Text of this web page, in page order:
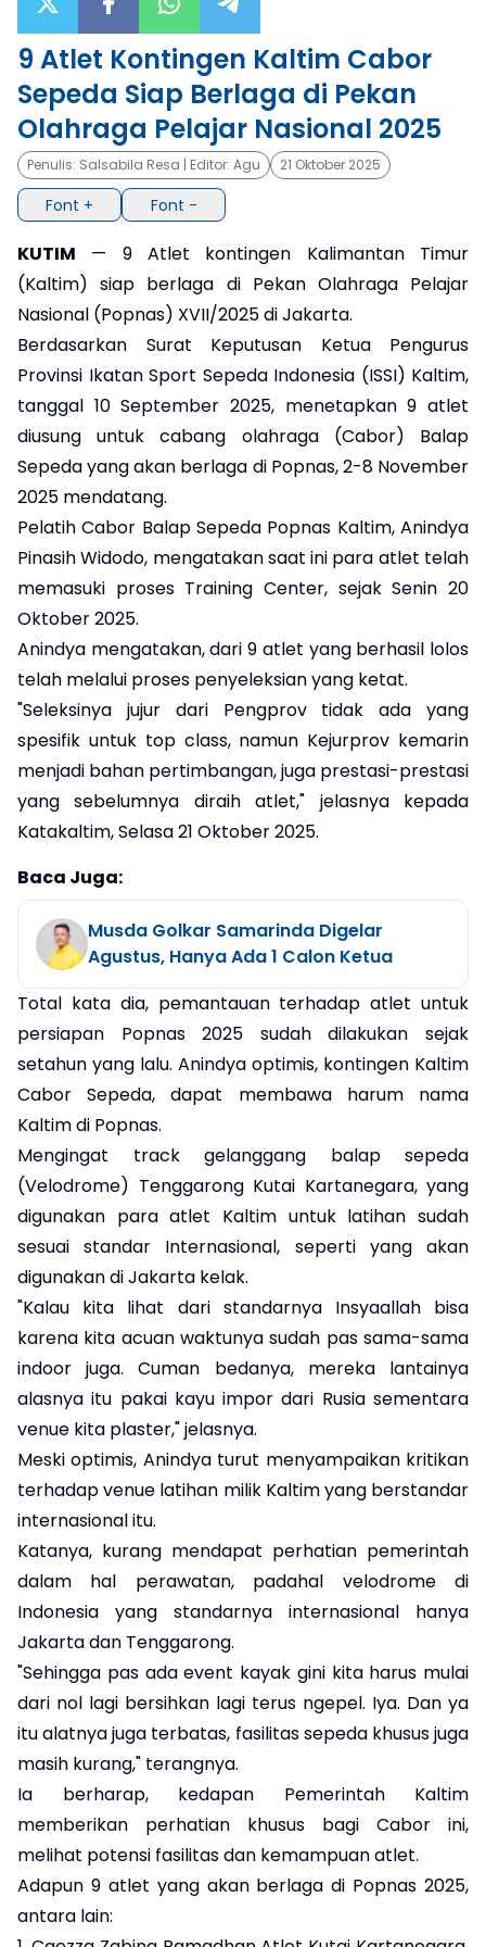
×
9 Atlet Kontingen Kaltim Cabor
Sepeda Siap Berlaga di Pekan
Olahraga Pelajar Nasional 2025
Penulis: Salsabila Resa | Editor: Agu 21 Oktober 2025
Font + Font -
KUTIM — 9 Atlet kontingen Kalimantan Timur
(Kaltim) siap berlaga di Pekan Olahraga Pelajar
Nasional (Popnas) XVII/2025 di Jakarta.
Berdasarkan Surat Keputusan Ketua Pengurus
Provinsi Ikatan Sport Sepeda Indonesia (ISSI) Kaltim,
tanggal 10 September 2025, menetapkan 9 atlet
diusung untuk cabang olahraga (Cabor) Balap
Sepeda yang akan berlaga di Popnas, 2-8 November
2025 mendatang.
Pelatih Cabor Balap Sepeda Popnas Kaltim, Anindya
Pinasih Widodo, mengatakan saat ini para atlet telah
memasuki proses Training Center, sejak Senin 20
Oktober 2025.
Anindya mengatakan, dari 9 atlet yang berhasil lolos
telah melalui proses penyeleksian yang ketat.
"Seleksinya jujur dari Pengprov tidak ada yang
spesifik untuk top class, namun Kejurprov kemarin
menjadi bahan pertimbangan, juga prestasi-prestasi
yang sebelumnya diraih atlet," jelasnya kepada
Katakaltim, Selasa 21 Oktober 2025.
Baca Juga:
Musda Golkar Samarinda Digelar
Agustus, Hanya Ada 1 Calon Ketua
Total kata dia, pemantauan terhadap atlet untuk
persiapan Popnas 2025 sudah dilakukan sejak
setahun yang lalu. Anindya optimis, kontingen Kaltim
Cabor Sepeda, dapat membawa harum nama
Kaltim di Popnas.
Mengingat track gelanggang balap sepeda
(Velodrome) Tenggarong Kutai Kartanegara, yang
digunakan para atlet Kaltim untuk latihan sudah
sesuai standar Internasional, seperti yang akan
digunakan di Jakarta kelak.
"Kalau kita lihat dari standarnya Insyaallah bisa
karena kita acuan waktunya sudah pas sama-sama
indoor juga. Cuman bedanya, mereka lantainya
alasnya itu pakai kayu impor dari Rusia sementara
venue kita plaster," jelasnya.
Meski optimis, Anindya turut menyampaikan kritikan
terhadap venue latihan milik Kaltim yang berstandar
internasional itu.
Katanya, kurang mendapat perhatian pemerintah
dalam hal perawatan, padahal velodrome di
Indonesia yang standarnya internasional hanya
Jakarta dan Tenggarong.
"Sehingga pas ada event kayak gini kita harus mulai
dari nol lagi bersihkan lagi terus ngepel. Iya. Dan ya
itu alatnya juga terbatas, fasilitas sepeda khusus juga
masih kurang," terangnya.
Ia berharap, kedapan Pemerintah Kaltim
memberikan perhatian khusus bagi Cabor ini,
melihat potensi fasilitas dan kemampuan atlet.
Adapun 9 atlet yang akan berlaga di Popnas 2025,
antara lain: